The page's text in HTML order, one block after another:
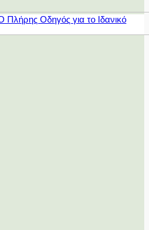
Οδηγός για το Ιδανικό